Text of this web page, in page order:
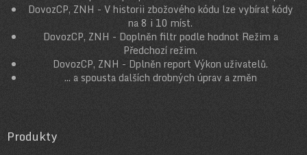
DovozCP, ZNH - V historii zbožového kódu lze vybírat kódy
na 8 i 10 míst.
DovozCP, ZNH - Doplněn filtr podle hodnot Režim a
Předchozí režim.
DovozCP, ZNH - Dplněn report Výkon uživatelů.
... a spousta dalších drobných úprav a změn
Produkty